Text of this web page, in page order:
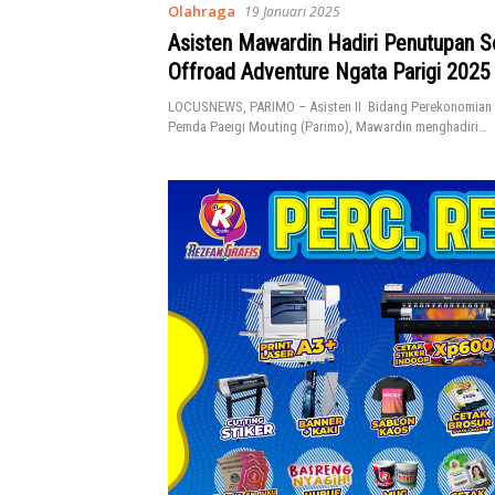
Olahraga 19 Januari 2025
Asisten Mawardin Hadiri Penutupan
Offroad Adventure Ngata Parigi 2025
LOCUSNEWS, PARIMO – Asisten II Bidang
Pemda Paeigi Mouting (Parimo), Mawardin menghadiri…